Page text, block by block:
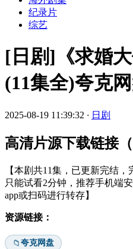
纪录片
综艺
[日剧]《求婚
(11集全)夸克
2025-08-19 11:39:32 · 日剧
高清片源下载链接
【本剧共11集，已更新完结
只能试看2分钟，推荐手机端
app或扫码进行转存】
资源链接：
📁夸克网盘